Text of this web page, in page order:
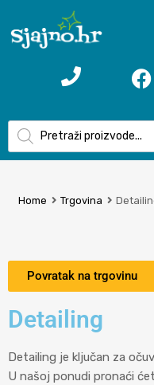
Home Trgovina
Povratak na trgovinu
Detailing
Detailing je ključan za
U našoj ponudi pronaći